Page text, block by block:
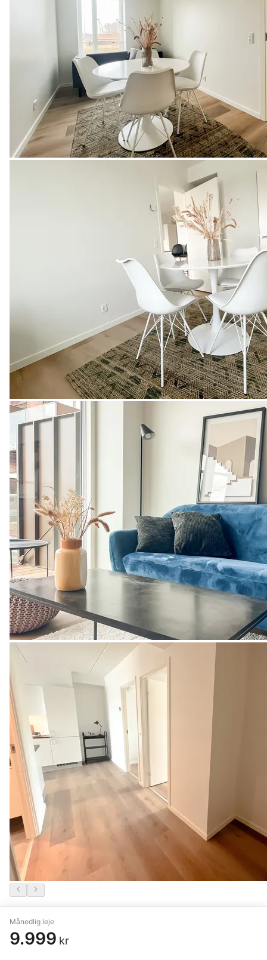
Månedlig leje
9.999 kr
4 vær. lejlighed på 94 m²
Randers NØ,Banesporet